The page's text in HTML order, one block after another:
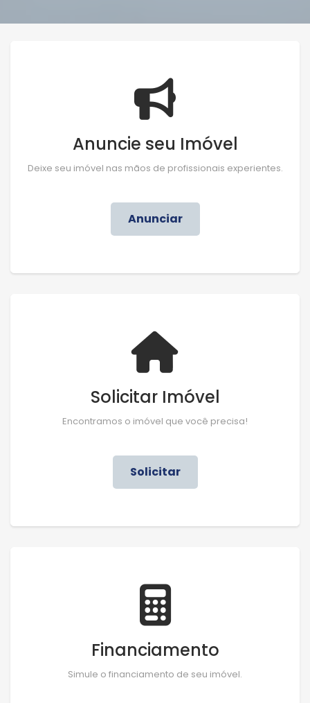
Anuncie seu Imóvel
Deixe seu imóvel nas mãos de profissionais experientes.
Anunciar
Solicitar Imóvel
Encontramos o imóvel que você precisa!
Solicitar
Financiamento
Simule o financiamento de seu imóvel.